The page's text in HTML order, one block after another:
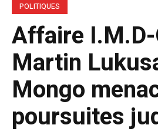
POLITIQUES
Affaire
Martin
Mongo
poursuites